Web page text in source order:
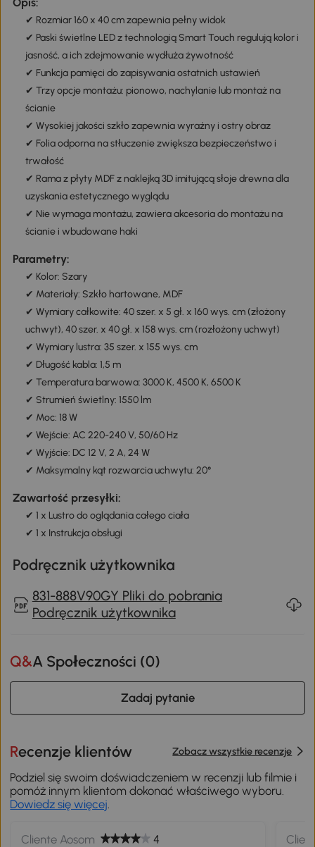
✔ Rozmiar 160 x 40 cm zapewnia pełny widok
✔ Paski świetlne LED z technologią Smart Touch regulują kolor i
jasność, a ich zdejmowanie wydłuża żywotność
✔ Funkcja pamięci do zapisywania ostatnich ustawień
✔ Trzy opcje montażu: pionowo, nachylanie lub montaż na
ścianie
✔ Wysokiej jakości szkło zapewnia wyraźny i ostry obraz
✔ Folia odporna na stłuczenie zwiększa bezpieczeństwo i
trwałość
✔ Rama z płyty MDF z naklejką 3D imitującą słoje drewna dla
uzyskania estetycznego wyglądu
✔ Nie wymaga montażu, zawiera akcesoria do montażu na
ścianie i wbudowane haki
Parametry:
✔ Kolor: Szary
✔ Materiały: Szkło hartowane, MDF
✔ Wymiary całkowite: 40 szer. x 5 gł. x 160 wys. cm (złożony
uchwyt), 40 szer. x 40 gł. x 158 wys. cm (rozłożony uchwyt)
✔ Wymiary lustra: 35 szer. x 155 wys. cm
✔ Długość kabla: 1,5 m
✔ Temperatura barwowa: 3000 K, 4500 K, 6500 K
✔ Strumień świetlny: 1550 lm
✔ Moc: 18 W
✔ Wejście: AC 220-240 V, 50/60 Hz
✔ Wyjście: DC 12 V, 2 A, 24 W
✔ Maksymalny kąt rozwarcia uchwytu: 20°
Zawartość przesyłki:
✔ 1 x Lustro do oglądania całego ciała
✔ 1 x Instrukcja obsługi
Podręcznik użytkownika
831-888V90GY Pliki do pobrania
Podręcznik użytkownika
Q&A Społeczności (0)
Zadaj pytanie
Recenzje klientów Zobacz wszystkie recenzje
Podziel się swoim doświadczeniem w recenzji lub filmie i
pomóż innym klientom dokonać właściwego wyboru.
Dowiedz się więcej
Cliente Aosom 4